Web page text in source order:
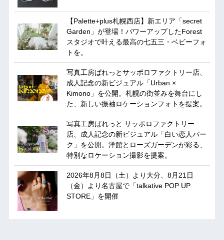
【Palette+plus札幌西店】新エリア「secret
Garden」が登場！パワーアップしたForest
スタジオで叶える最高の七五三・ベビーフォ
トを。
写真工房ぱれっとサッポロファクトリー店、
成人記念の新ビジュアル「Urban ×
Kimono」を公開。札幌の街並みを舞台にし
た、新しい振袖ロケーションフォトを提案。
写真工房ぱれっと サッポロファクトリー
店、成人記念の新ビジュアル「白い恋人パー
ク」を公開。洋館とローズガーデンが彩る、
特別なロケーション撮影を提案。
2026年8月8日（土）より大分、8月21日
（金）より名古屋で「talkative POP UP
STORE」を開催